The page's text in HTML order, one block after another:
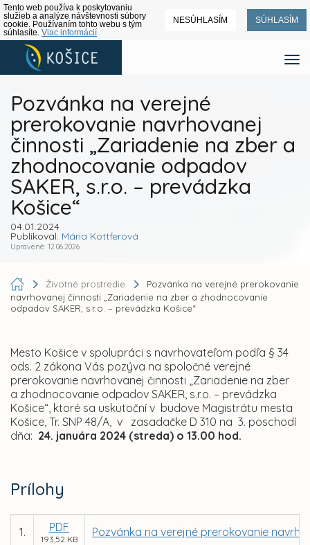
Tento web používa k poskytovaniu
služieb a analýze návštevnosti súbory
cookie. Používaním tohto webu s tým
súhlasíte. Viac informácií
NESÚHLASÍM SÚHLASÍM
Pozvánka na verejné
prerokovanie navrhovanej
činnosti „Zariadenie na zber a
zhodnocovanie odpadov
SAKER, s.r.o. – prevádzka
Košice“
04.01.2024
Publikoval: Mária Kottferová
Upravené: 12.06.2026
Životné prostredie
Pozvánka na verejné prerokovanie
navrhovanej činnosti „Zariadenie na zber a zhodnocovanie
odpadov SAKER, s.r.o. – prevádzka Košice“
Mesto Košice v spolupráci s navrhovateľom podľa § 34
ods. 2 zákona Vás pozýva na spoločné verejné
prerokovanie navrhovanej činnosti „Zariadenie na zber
a zhodnocovanie odpadov SAKER, s.r.o. – prevádzka
Košice“, ktoré sa uskutoční v budove Magistrátu mesta
Košice, Tr. SNP 48/A, v zasadačke D 310 na 3. poschodí
dňa: 24. januára 2024 (streda) o 13.00 hod.
Prílohy
1. PDF
193,52 KB
Pozvánka na verejné prerokovanie